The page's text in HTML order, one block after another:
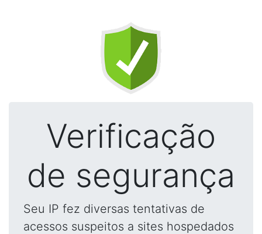
Verificação
de segurança
Seu IP fez diversas tentativas de
acessos suspeitos a sites hospedados